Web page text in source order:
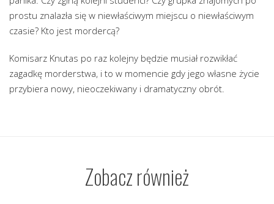
prostu znalazła się w niewłaściwym miejscu o niewłaściwym
czasie? Kto jest mordercą?
Komisarz Knutas po raz kolejny będzie musiał rozwikłać
zagadkę morderstwa, i to w momencie gdy jego własne życie
przybiera nowy, nieoczekiwany i dramatyczny obrót.
Zobacz również